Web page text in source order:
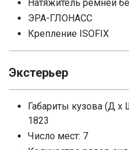
Натяжитель ремней
ЭРА-ГЛОНАСС
Крепление ISOFIX
Экстерьер
Габариты кузова (Д x
1823
Число мест: 7